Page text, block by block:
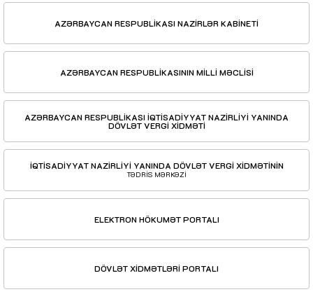
AZƏRBAYCAN RESPUBLİKASI NAZİRLƏR KABİNETİ
AZƏRBAYCAN RESPUBLİKASININ MİLLİ MƏCLİSİ
AZƏRBAYCAN RESPUBLİKASI İQTİSADİYYAT NAZİRLİYİ YANINDA
DÖVLƏT VERGİ XİDMƏTİ
İQTİSADİYYAT NAZİRLİYİ YANINDA DÖVLƏT VERGİ XİDMƏTİNİN
TƏDRİS MƏRKƏZİ
ELEKTRON HÖKUMƏT PORTALI
DÖVLƏT XİDMƏTLƏRİ PORTALI